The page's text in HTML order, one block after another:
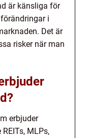
är känsliga för
i
Det är
risker när man
erbjuder
MLPs,